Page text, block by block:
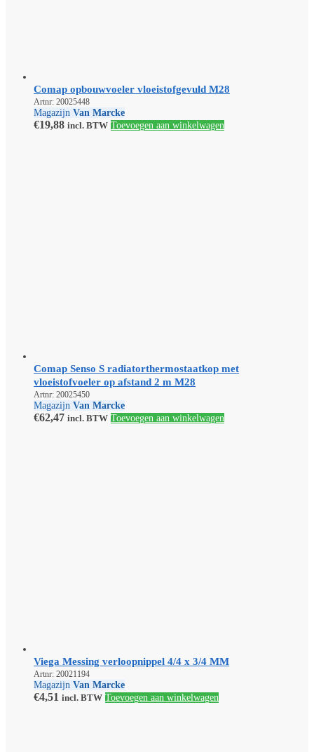
Comap opbouwvoeler vloeistofgevuld M28
Artnr: 20025448
Magazijn Van Marcke
€19,88 incl. BTW Toevoegen aan winkelwagen
Comap Senso S radiatorthermostaatkop met
vloeistofvoeler op afstand 2 m M28
Artnr: 20025450
Magazijn Van Marcke
€62,47 incl. BTW Toevoegen aan winkelwagen
Viega Messing verloopnippel 4/4 x 3/4 MM
Artnr: 20021194
Magazijn Van Marcke
€4,51 incl. BTW Toevoegen aan winkelwagen